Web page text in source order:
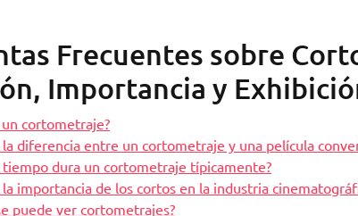
Frecuentes sobre
Importancia y
un cortometraje?
la diferencia entre un cortometraje y una película
tiempo dura un cortometraje típicamente?
la importancia de los cortos en la industria
puede ver cortometrajes?